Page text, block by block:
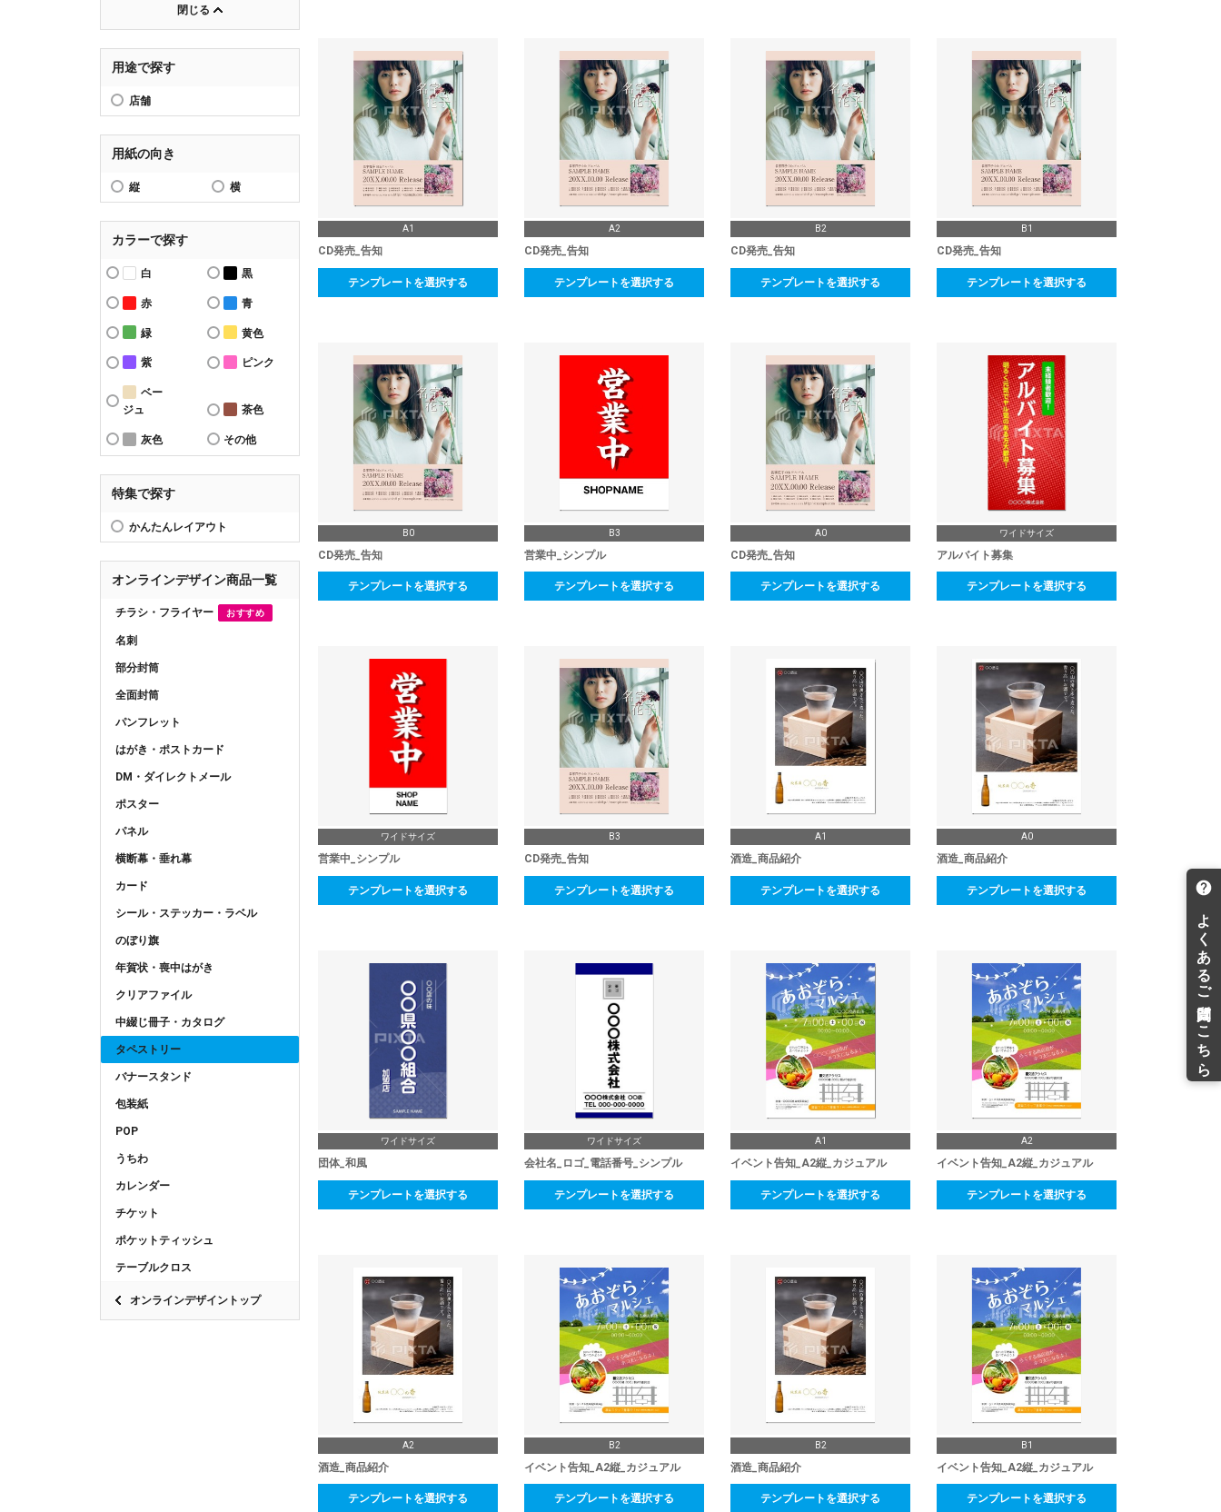
閉じる
用途で探す
店舗
用紙の向き
縦 横
カラーで探す
白 黒
赤 青
緑 黄色
紫 ピンク
ベー
ジュ
茶色
灰色 その他
特集で探す
かんたんレイアウト
オンラインデザイン商品一覧
チラシ・フライヤー おすすめ
名刺
部分封筒
全面封筒
パンフレット
はがき・ポストカード
DM・ダイレクトメール
ポスター
パネル
横断幕・垂れ幕
カード
シール・ステッカー・ラベル
のぼり旗
年賀状・喪中はがき
クリアファイル
中綴じ冊子・カタログ
タペストリー
バナースタンド
包装紙
POP
うちわ
カレンダー
チケット
ポケットティッシュ
テーブルクロス
オンラインデザイントップ
A1
CD発売_告知
テンプレートを選択する
A2
CD発売_告知
テンプレートを選択する
B2
CD発売_告知
テンプレートを選択する
B1
CD発売_告知
テンプレートを選択する
B0
CD発売_告知
テンプレートを選択する
B3
営業中_シンプル
テンプレートを選択する
A0
CD発売_告知
テンプレートを選択する
ワイドサイズ
アルバイト募集
テンプレートを選択する
ワイドサイズ
営業中_シンプル
テンプレートを選択する
B3
CD発売_告知
テンプレートを選択する
A1
酒造_商品紹介
テンプレートを選択する
A0
酒造_商品紹介
テンプレートを選択する
ワイドサイズ
団体_和風
テンプレートを選択する
ワイドサイズ
会社名_ロゴ_電話番号_シンプル
テンプレートを選択する
A1
イベント告知_A2縦_カジュアル
テンプレートを選択する
A2
イベント告知_A2縦_カジュアル
テンプレートを選択する
A2
酒造_商品紹介
テンプレートを選択する
B2
イベント告知_A2縦_カジュアル
テンプレートを選択する
B2
酒造_商品紹介
テンプレートを選択する
B1
イベント告知_A2縦_カジュアル
テンプレートを選択する